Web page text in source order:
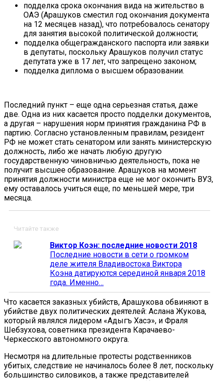
подделка срока окончания вида на жительство в
ОАЭ (Арашуков сместил год окончания документа
на 12 месяцев назад), что потребовалось сенатору
для занятия высокой политической должности;
подделка общегражданского паспорта или заявки
в депутаты, поскольку Арашуков получил статус
депутата уже в 17 лет, что запрещено законом;
подделка диплома о высшем образовании.
Последний пункт – еще одна серьезная статья, даже
две. Одна из них касается просто подделки документов,
а другая – нарушения норм принятия гражданина РФ в
партию. Согласно установленным правилам, резидент
РФ не может стать сенатором или занять министерскую
должность, либо же начать любую другую
государственную чиновничью деятельность, пока не
получит высшее образование. Арашуков на момент
принятия должности министра еще не мог окончить ВУЗ,
ему оставалось учиться еще, по меньшей мере, три
месяца.
Читайте также
Виктор Коэн: последние новости 2018
Последние новости в сети о громком
деле жителя Владивостока Виктора
Коэна датируются серединой января 2018
года. Именно…
Что касается заказных убийств, Арашукова обвиняют в
убийстве двух политических деятелей: Аслана Жукова,
который являлся лидером «Адыгъ Хасэ», и Фраля
Шебзухова, советника президента Карачаево-
Черкесского автономного округа.
Несмотря на длительные протесты родственников
убитых, следствие не начиналось более 8 лет, поскольку
большинство силовиков, а также представителей